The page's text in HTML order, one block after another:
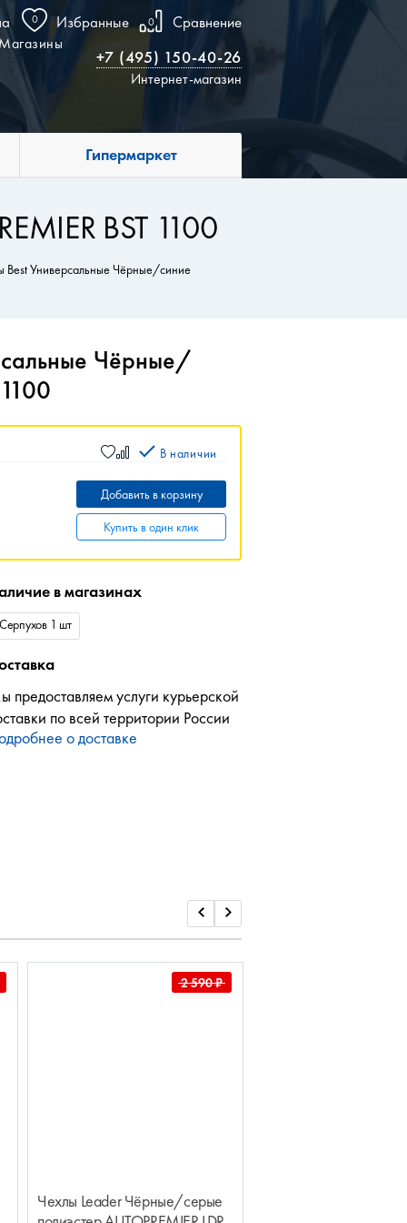
0 Избранные 0 Сравнение
Магазины
+7 (495) 150-40-26
Интернет-магазин
Гипермаркет
BST 1100
Best Универсальные Чёрные/синие
Чёрные/
В наличии
Добавить в корзину
Купить в один клик
в магазинах
Серпухов 1 шт
предоставляем услуги курьерской
по всей территории России
о доставке
2 590₽
Чехлы Leader Чёрные/серые